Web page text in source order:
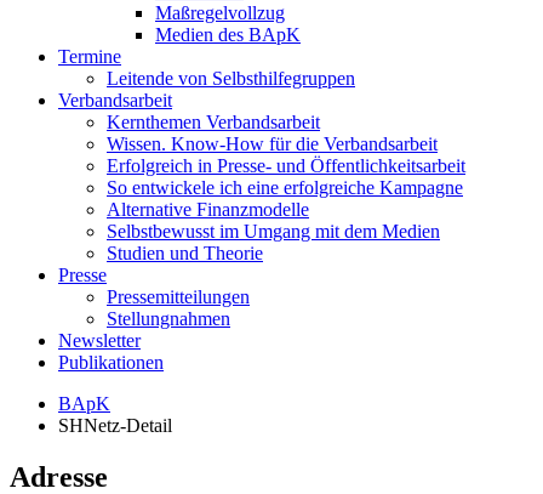
Maßregelvollzug
Medien des BApK
Termine
Leitende von Selbsthilfegruppen
Verbandsarbeit
Kernthemen Verbandsarbeit
Wissen. Know-How für die Verbandsarbeit
Erfolgreich in Presse- und Öffentlichkeitsarbeit
So entwickele ich eine erfolgreiche Kampagne
Alternative Finanzmodelle
Selbstbewusst im Umgang mit dem Medien
Studien und Theorie
Presse
Pressemitteilungen
Stellungnahmen
Newsletter
Publikationen
BApK
SHNetz-Detail
Adresse